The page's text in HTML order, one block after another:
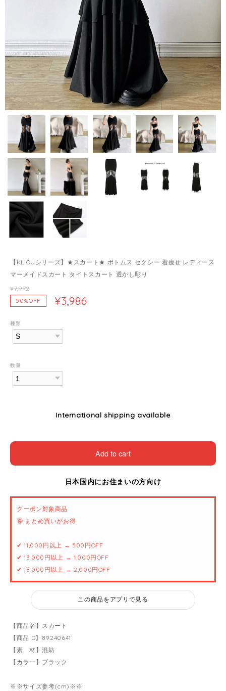
【KLIOUシリーズ】★スカート★ ボトムス セクシー 着痩せ レディース
マーメイドスカート タイトスカート 透かし彫り
¥7,972
50%OFF
¥3,986
種類
数量
International shipping available
Add to cart
日本国内にお住まいの方向け
クーポン対象商品
🉐 まとめ買いがお得
✔ 11,000円以上 → 500円OFF
✔ 13,000円以上 → 1,000円OFF
✔ 18,000円以上 → 2,000円OFF
この商品をアプリで見る
【商品名】スカート
【商品ID】89240641
【素 材】混紡
【カラー】ブラック
※※サイズ参考(cm)※※